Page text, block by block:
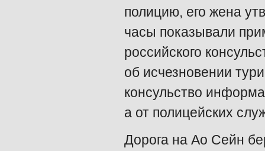
полицию, его жена
часы показывали
российского
об исчезновении
консульство
а от полицейских
Дорога на Ао Сейн